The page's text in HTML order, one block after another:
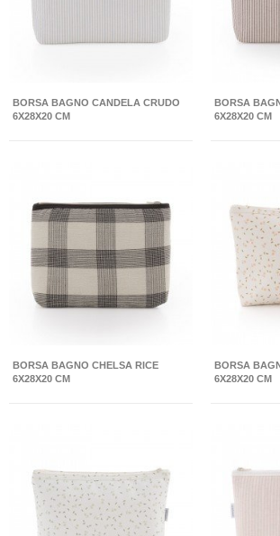
BORSA BAGNO CANDELA CRUDO
6X28X20 CM
BORSA
6X28X20 CM
BORSA BAGNO CHELSA RICE
6X28X20 CM
BORSA
6X28X20 CM